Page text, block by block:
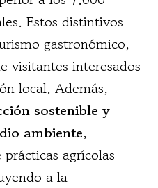
Estos distintivos
gastronómico,
visitantes interesados
local. Además,
sostenible y
ambiente,
agrícolas
a la